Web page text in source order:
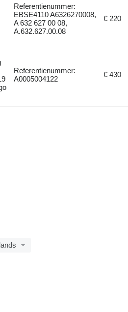
Referentienummer:
EBSE4110 A6326270008,
A 632 627 00 08,
A.632.627.00.08
€ 220
Referentienummer:
A0005004122
€ 430